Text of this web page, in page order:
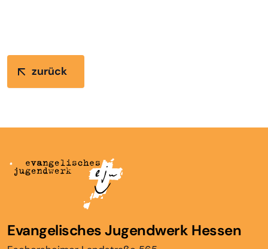
zurück
Evangelisches Jugendwerk Hessen